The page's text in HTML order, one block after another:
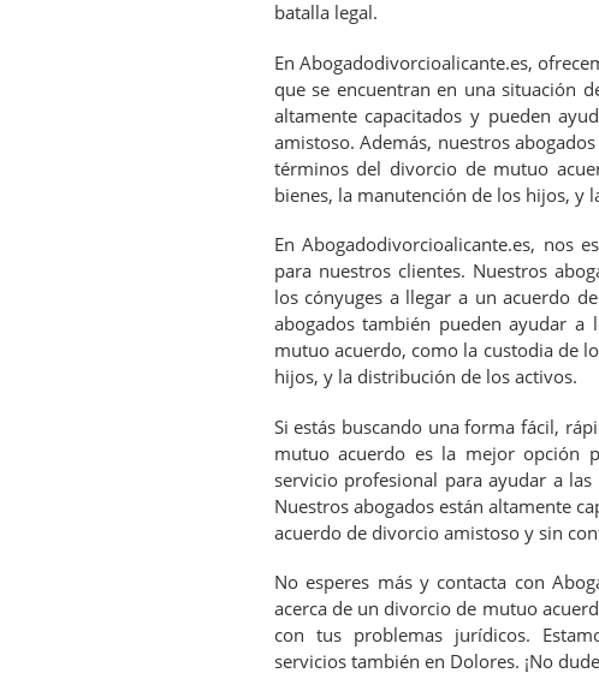
batalla legal.
En Abogadodivorcioalicante.es,
que se encuentran en una situación
altamente capacitados y pueden
amistoso. Además, nuestros
términos del divorcio de mutuo
bienes, la manutención de los hijos, y
En Abogadodivorcioalicante.es, nos
para nuestros clientes. Nuestros
los cónyuges a llegar a un acuerdo
abogados también pueden ayudar
mutuo acuerdo, como la custodia de
hijos, y la distribución de los activos.
Si estás buscando una forma fácil,
mutuo acuerdo es la mejor opción
servicio profesional para ayudar a
Nuestros abogados están altamente
acuerdo de divorcio amistoso y sin
No esperes más y contacta con
acerca de un divorcio de mutuo
con tus problemas jurídicos.
servicios también en Dolores. ¡No